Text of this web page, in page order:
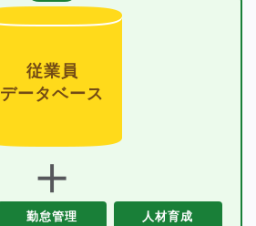
従業員
データベース
＋
勤怠管理 人材育成